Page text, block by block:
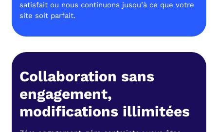
satisfait ou nous continuons jusqu’à ce que votre
site soit parfait.
Collaboration sans
engagement,
modifications illimitées